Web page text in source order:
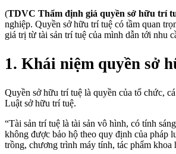
(TDVC Thẩm định giá quyền sở hữu trí
nghiệp. Quyền sở hữu trí tuệ có tầm quan
giá trị từ tài sản trí tuệ của mình dẫn tới nhu
1. Khái niệm quyền sở
Quyền sở hữu trí tuệ là quyền của tổ chức,
Luật sở hữu trí tuệ.
“Tài sản trí tuệ là tài sản vô hình, có tính
không được bảo hộ theo quy định của pháp
trồng, chương trình máy tính, tác phẩm